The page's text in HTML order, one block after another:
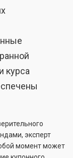
курса
эксперт
момент может